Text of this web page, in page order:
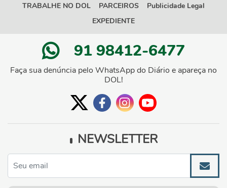
TRABALHE NO DOL
PARCEIROS
Publicidade Legal
EXPEDIENTE
91 98412-6477
Faça sua denúncia pelo WhatsApp do Diário e apareça no
DOL!
NEWSLETTER